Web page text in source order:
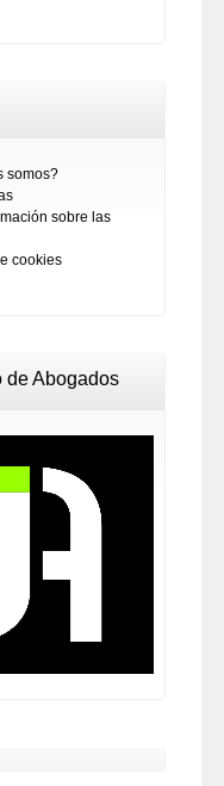
somos?
sobre las
cookies
de Abogados